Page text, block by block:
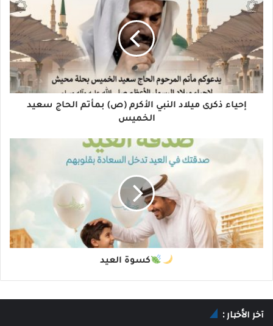
إحياء ذكرى ميلاد النبي الأكرم (ص) بمأتم الحاج سعيد
الخميس
كسوة العيد
آخر الأخبار :